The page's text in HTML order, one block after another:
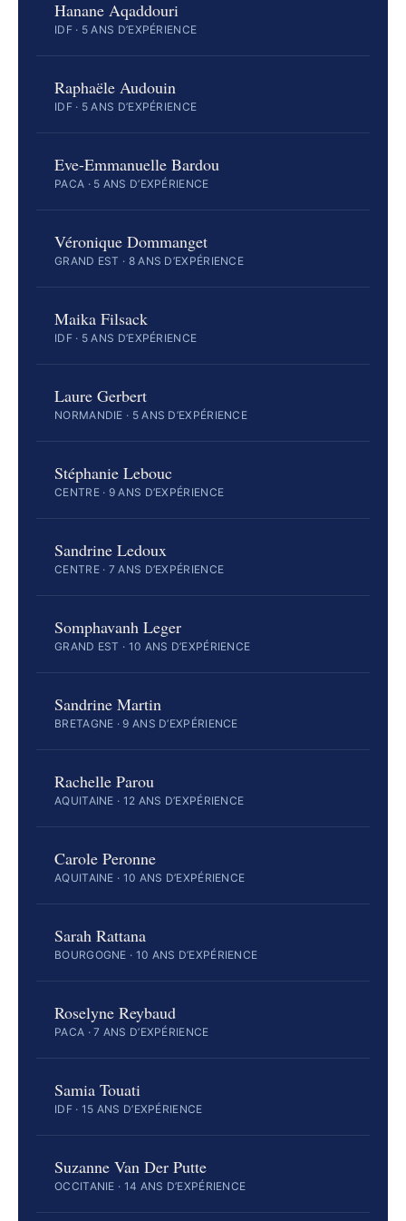
Hanane Aqaddouri
IDF · 5 ANS D’EXPÉRIENCE
Raphaële Audouin
IDF · 5 ANS D’EXPÉRIENCE
Eve-Emmanuelle Bardou
PACA · 5 ANS D’EXPÉRIENCE
Véronique Dommanget
GRAND EST · 8 ANS D’EXPÉRIENCE
Maika Filsack
IDF · 5 ANS D’EXPÉRIENCE
Laure Gerbert
NORMANDIE · 5 ANS D’EXPÉRIENCE
Stéphanie Lebouc
CENTRE · 9 ANS D’EXPÉRIENCE
Sandrine Ledoux
CENTRE · 7 ANS D’EXPÉRIENCE
Somphavanh Leger
GRAND EST · 10 ANS D’EXPÉRIENCE
Sandrine Martin
BRETAGNE · 9 ANS D’EXPÉRIENCE
Rachelle Parou
AQUITAINE · 12 ANS D’EXPÉRIENCE
Carole Peronne
AQUITAINE · 10 ANS D’EXPÉRIENCE
Sarah Rattana
BOURGOGNE · 10 ANS D’EXPÉRIENCE
Roselyne Reybaud
PACA · 7 ANS D’EXPÉRIENCE
Samia Touati
IDF · 15 ANS D’EXPÉRIENCE
Suzanne Van Der Putte
OCCITANIE · 14 ANS D’EXPÉRIENCE